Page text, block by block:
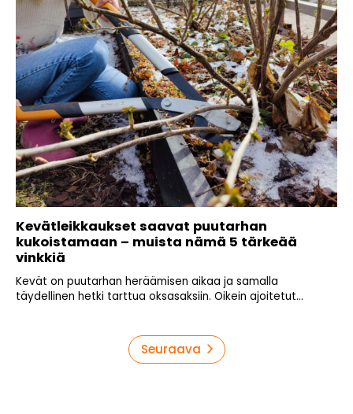
Kevätleikkaukset saavat puutarhan
kukoistamaan – muista nämä 5 tärkeää
vinkkiä
Kevät on puutarhan heräämisen aikaa ja samalla
täydellinen hetki tarttua oksasaksiin. Oikein ajoitetut...
Seuraava